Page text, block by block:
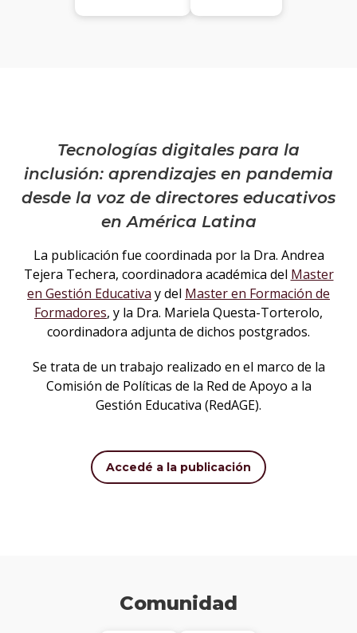
Tecnologías digitales para la
inclusión: aprendizajes en pandemia
desde la voz de directores educativos
en América Latina
La publicación fue coordinada por la Dra. Andrea
Tejera Techera, coordinadora académica del Master
en Gestión Educativa y del Master en Formación de
Formadores, y la Dra. Mariela Questa-Torterolo,
coordinadora adjunta de dichos postgrados.
Se trata de un trabajo realizado en el marco de la
Comisión de Políticas de la Red de Apoyo a la
Gestión Educativa (RedAGE).
Accedé a la publicación
Comunidad